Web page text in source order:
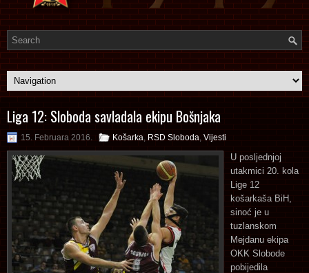
Liga 12: Sloboda savladala ekipu Bošnjaka
15. Februara 2016. Košarka RSD Sloboda Vijesti
U posljednjoj
utakmici 20. kola
Lige 12
košarkaša BiH,
sinoć je u
tuzlanskom
Mejdanu ekipa
OKK Slobode
pobijedila